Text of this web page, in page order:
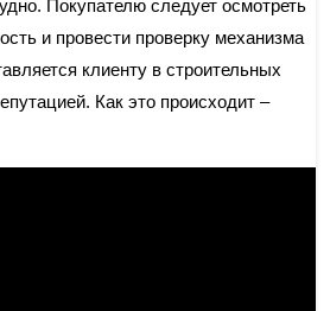
Покупателю следует осмотреть
и провести проверку механизма
клиенту в строительных
Как это происходит –